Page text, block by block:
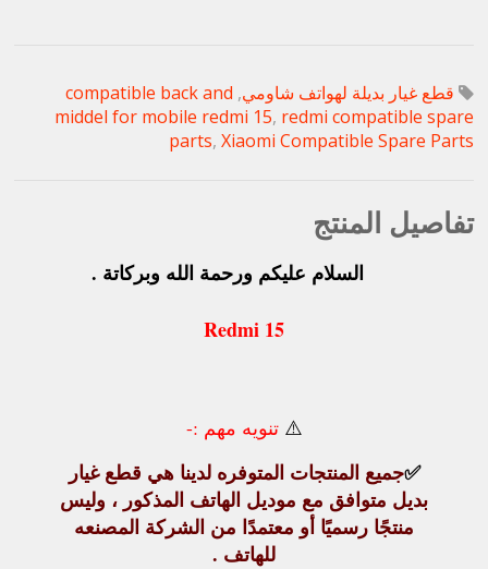
قطع غيار بديلة لهواتف شاومي,
compatible back and
middel for mobile redmi 15, redmi compatible spare
parts, Xiaomi Compatible Spare Parts
تفاصيل المنتج
السلام عليكم ورحمة الله وبركاتة .
Redmi 15
⚠️ تنويه مهم :-
✅جميع المنتجات المتوفره لدينا هي قطع غيار
بديل متوافق مع موديل الهاتف المذكور ، وليس
منتجًا رسميًا أو معتمدًا من الشركة المصنعه
للهاتف .